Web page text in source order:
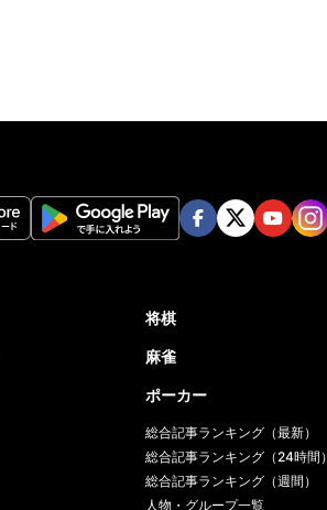
将棋
麻雀
ポーカー
総合記事ランキング（最新）
総合記事ランキング（24時間）
総合記事ランキング（週間）
人物・グループ一覧